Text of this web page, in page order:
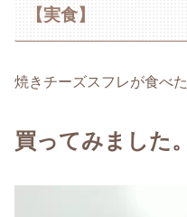
【実食】
焼きチーズスフレが食べ
買ってみました。